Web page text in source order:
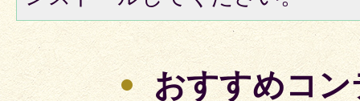
おすすめコン